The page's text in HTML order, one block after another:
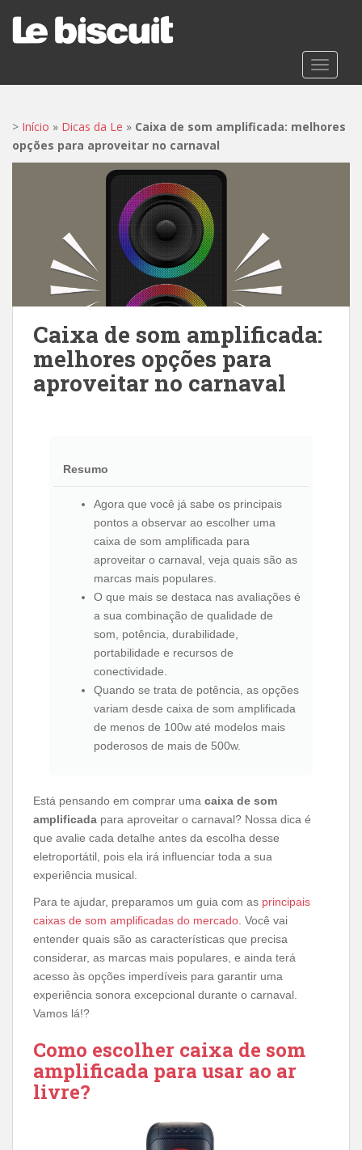
t
> Início » Dicas da Le » Caixa de som amplificada: melhores
opções para aproveitar no carnaval
Caixa de som amplificada:
melhores opções para
aproveitar no carnaval
Resumo
Agora que você já sabe os principais
pontos a observar ao escolher uma
caixa de som amplificada para
aproveitar o carnaval, veja quais são as
marcas mais populares.
O que mais se destaca nas avaliações é
a sua combinação de qualidade de
som, potência, durabilidade,
portabilidade e recursos de
conectividade.
Quando se trata de potência, as opções
variam desde caixa de som amplificada
de menos de 100w até modelos mais
poderosos de mais de 500w.
Está pensando em comprar uma caixa de som
amplificada para aproveitar o carnaval? Nossa dica é
que avalie cada detalhe antes da escolha desse
eletroportátil, pois ela irá influenciar toda a sua
experiência musical.
Para te ajudar, preparamos um guia com as principais
caixas de som amplificadas do mercado. Você vai
entender quais são as características que precisa
considerar, as marcas mais populares, e ainda terá
acesso às opções imperdíveis para garantir uma
experiência sonora excepcional durante o carnaval.
Vamos lá!?
Como escolher caixa de som
amplificada para usar ao ar
livre?